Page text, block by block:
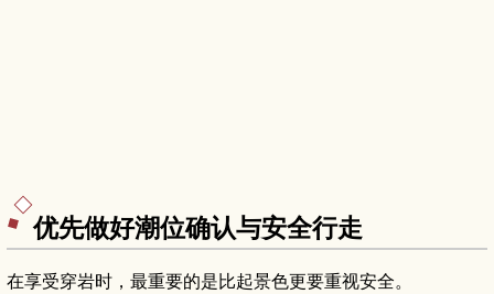
优先做好潮位确认与安全行走
在享受穿岩时，最重要的是比起景色更要重视安全。